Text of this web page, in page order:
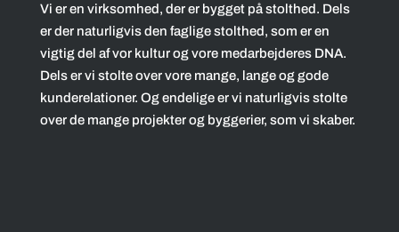
Vi er en virksomhed, der er bygget på stolthed. Dels
er der naturligvis den faglige stolthed, som er en
vigtig del af vor kultur og vore medarbejderes DNA.
Dels er vi stolte over vore mange, lange og gode
kunderelationer. Og endelige er vi naturligvis stolte
over de mange projekter og byggerier, som vi skaber.